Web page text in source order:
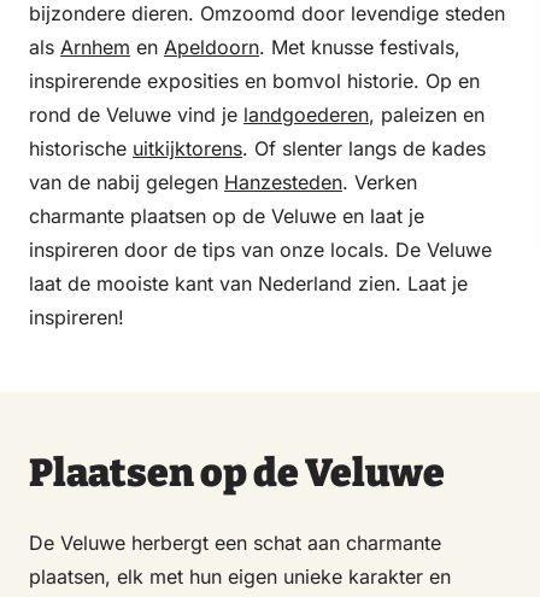
bijzondere dieren. Omzoomd door levendige steden
als Arnhem en Apeldoorn. Met knusse festivals,
inspirerende exposities en bomvol historie. Op en
rond de Veluwe vind je landgoederen, paleizen en
historische uitkijktorens. Of slenter langs de kades
van de nabij gelegen Hanzesteden. Verken
charmante plaatsen op de Veluwe en laat je
inspireren door de tips van onze locals. De Veluwe
laat de mooiste kant van Nederland zien. Laat je
inspireren!
Plaatsen op de Veluwe
De Veluwe herbergt een schat aan charmante
plaatsen, elk met hun eigen unieke karakter en